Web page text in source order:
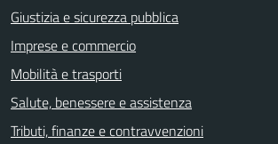
Giustizia e sicurezza pubblica
Imprese e commercio
Mobilità e trasporti
Salute, benessere e assistenza
Tributi, finanze e contravvenzioni